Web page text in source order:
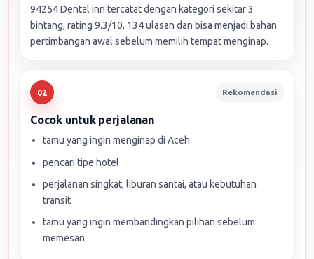
94254 Dental Inn tercatat dengan kategori sekitar 3
bintang, rating 9.3/10, 134 ulasan dan bisa menjadi bahan
pertimbangan awal sebelum memilih tempat menginap.
02 Rekomendasi
Cocok untuk perjalanan
tamu yang ingin menginap di Aceh
pencari tipe hotel
perjalanan singkat, liburan santai, atau kebutuhan
transit
tamu yang ingin membandingkan pilihan sebelum
memesan